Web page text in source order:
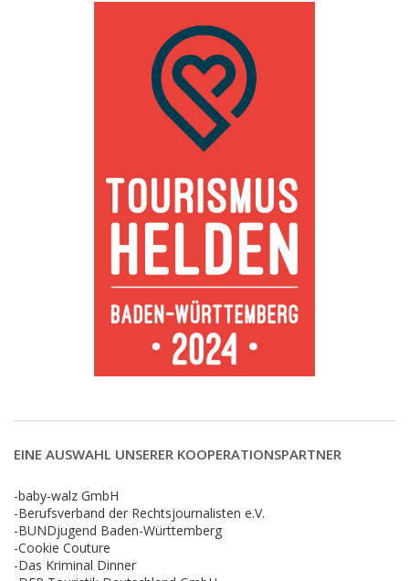
EINE AUSWAHL UNSERER KOOPERATIONSPARTNER
-baby-walz GmbH
-Berufsverband der Rechtsjournalisten e.V.
-BUNDjugend Baden-Württemberg
-Cookie Couture
-Das Kriminal Dinner